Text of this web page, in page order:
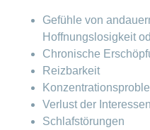
Gefühle von
Hoffnungslosigkeit
Chronische
Reizbarkeit
Verlust der Interessen
Schlafstörungen